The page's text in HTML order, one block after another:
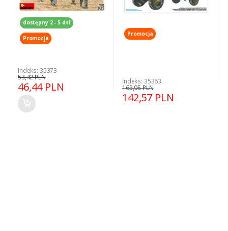
dostępny 2 - 5 dni
Promocja
Indeks: 35373
46,44 PLN
53,42 PLN
Promocja
Indeks: 35363
142,57 PLN
163,95 PLN